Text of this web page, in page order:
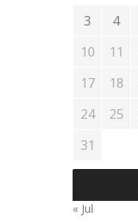
3
4
10
11
17
18
24
25
31
« Jul